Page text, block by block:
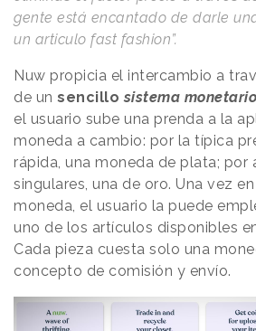
gente está encantado de darle
un articulo fast fashion”.
Nuw propicia el intercambio a
de un sencillosistema monetario
el usuario sube una prenda a la
moneda a cambio: por la típica
rápida, una moneda de plata; por
singulares, una de oro. Una vez
moneda, el usuario la puede
uno de los artículos disponibles
Cada pieza cuesta solo una
concepto de comisión y envío.